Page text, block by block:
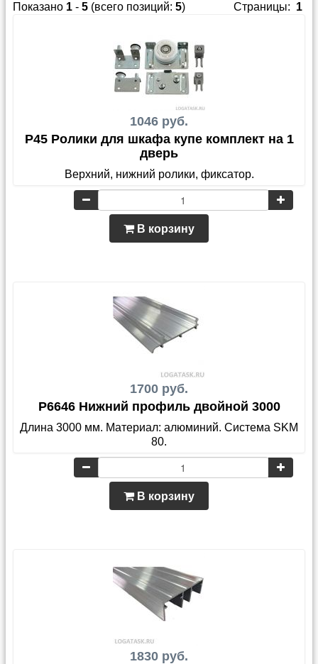
Страницы: 1
Показано 1 - 5 (всего позиций: 5)
1046 руб.
P45 Ролики для шкафа купе комплект на 1
дверь
Верхний, нижний ролики, фиксатор.
В корзину
1700 руб.
P6646 Нижний профиль двойной 3000
Длина 3000 мм. Материал: алюминий. Система SKM
80.
В корзину
1830 руб.